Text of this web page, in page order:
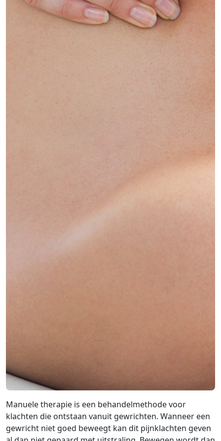
Manuele therapie is een behandelmethode voor
klachten die ontstaan vanuit gewrichten. Wanneer een
gewricht niet goed beweegt kan dit pijnklachten geven